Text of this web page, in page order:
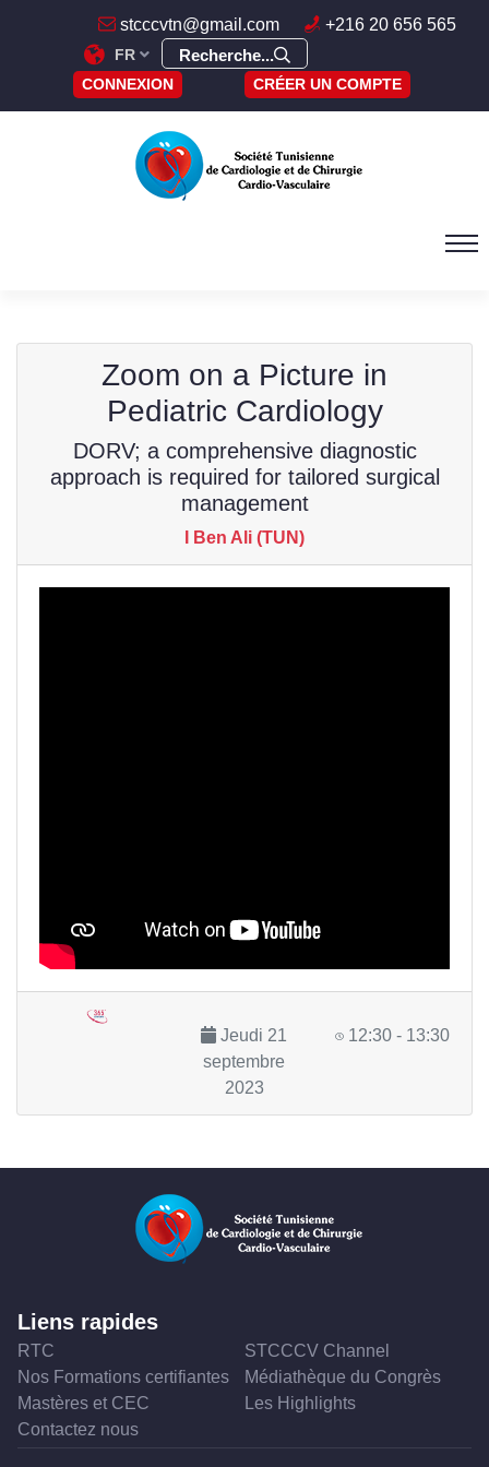
stcccvtn@gmail.com +216 20 656 565
FR Recherche...
CONNEXION CRÉER UN COMPTE
Zoom on a Picture in
Pediatric Cardiology
DORV; a comprehensive diagnostic
approach is required for tailored surgical
management
I Ben Ali (TUN)
Jeudi 21
septembre
2023
12:30 - 13:30
Liens rapides
RTC
STCCCV Channel
Nos Formations certifiantes
Médiathèque du Congrès
Mastères et CEC
Les Highlights
Contactez nous